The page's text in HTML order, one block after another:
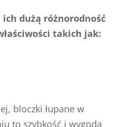
dużą różnorodność
takich jak:
bloczki łupane w
to szybkość i wygoda